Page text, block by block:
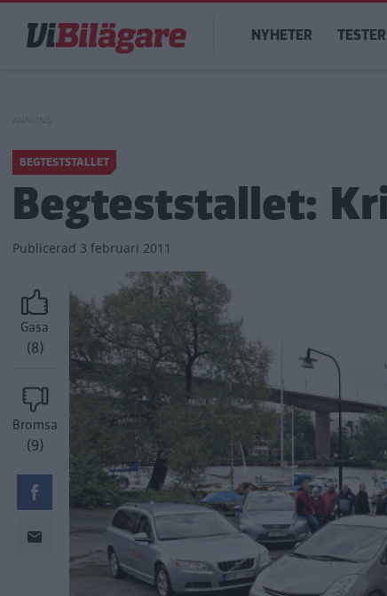
huvudinnehåll
Main
navigation
NYHETER TESTER
BEGTESTSTALLET
Begteststallet:
Publicerad 3 februari 2011
Gasa
(8)
Bromsa
(9)